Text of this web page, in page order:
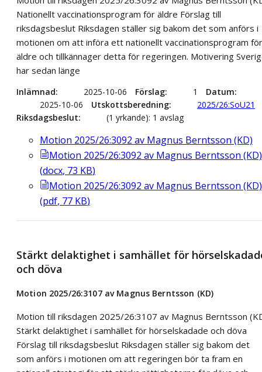
Nationellt vaccinationsprogram för äldre Förslag till
riksdagsbeslut Riksdagen ställer sig bakom det som anförs i
motionen om att införa ett nationellt vaccinationsprogram för
äldre och tillkännager detta för regeringen. Motivering
har sedan länge
Inlämnad 2025-10-06 Förslag 1
Datum
2025-10-06
Utskottsberedning
2025/26:SoU21
Riksdagsbeslut
(1 yrkande): 1 avslag
Motion 2025/26:3092 av Magnus Berntsson (KD)
Motion 2025/26:3092 av Magnus Berntsson (KD)
(docx, 73 KB)
Motion 2025/26:3092 av Magnus Berntsson (KD)
(pdf, 77 KB)
Stärkt delaktighet i samhället för
och döva
Motion 2025/26:3107 av Magnus Berntsson (KD)
Motion till riksdagen 2025/26:3107 av Magnus Berntsson
Stärkt delaktighet i samhället för hörselskadade och döva
Förslag till riksdagsbeslut Riksdagen ställer sig bakom det
som anförs i motionen om att regeringen bör ta fram en